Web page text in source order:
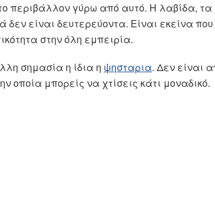
περιβάλλον γύρω από αυτό. Η λαβίδα,
είναι δευτερεύοντα. Είναι εκείνα
στην όλη εμπειρία.
σημασία η ίδια η ψησταρια. Δεν είναι
οποία μπορείς να χτίσεις κάτι μοναδικό.